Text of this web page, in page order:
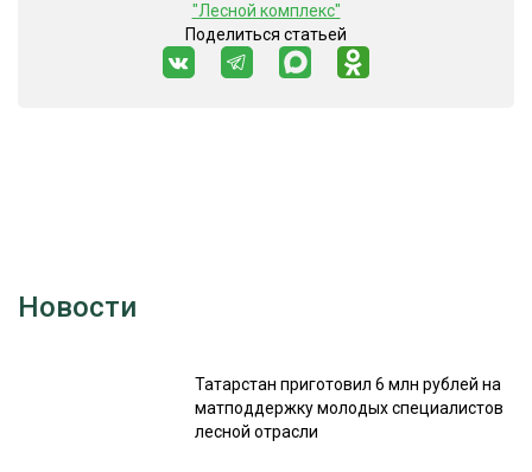
"Лесной комплекс"
Поделиться статьей
Новости
Татарстан приготовил 6 млн рублей на
матподдержку молодых специалистов
лесной отрасли